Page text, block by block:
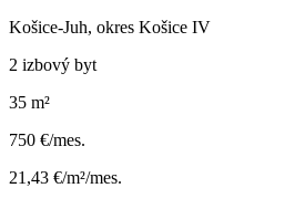
Košice-Juh, okres Košice IV
2 izbový byt
35 m²
750 €/mes.
21,43 €/m²/mes.